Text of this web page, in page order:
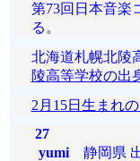
第73回日本音楽
る。
北海道札幌北
陵高等学校の出
2月15日生まれの
27
yumi静岡県